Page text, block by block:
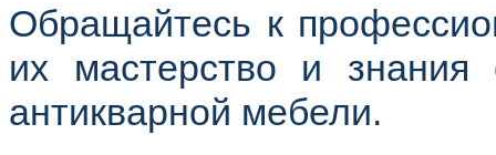
Обращайтесь к
их мастерство и знания
антикварной мебели.